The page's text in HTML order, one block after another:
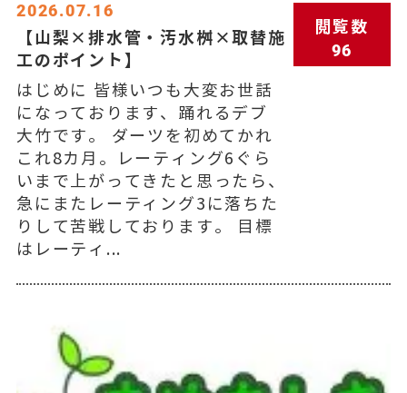
2026.07.16
【山梨×排水管・汚水桝×取替施
工のポイント】
はじめに 皆様いつも大変お世話
になっております、踊れるデブ
大竹です。 ダーツを初めてかれ
これ8カ月。レーティング6ぐら
いまで上がってきたと思ったら、
急にまたレーティング3に落ちた
りして苦戦しております。 目標
はレーティ...
閲覧数
96